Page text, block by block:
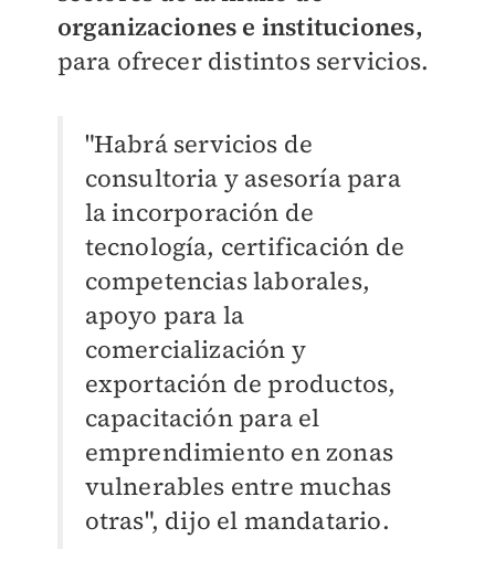
organizaciones e instituciones,
para ofrecer distintos servicios.
"Habrá servicios de
consultoria y asesoría para
la incorporación de
tecnología, certificación de
competencias laborales,
apoyo para la
comercialización y
exportación de productos,
capacitación para el
emprendimiento en zonas
vulnerables entre muchas
otras", dijo el mandatario.